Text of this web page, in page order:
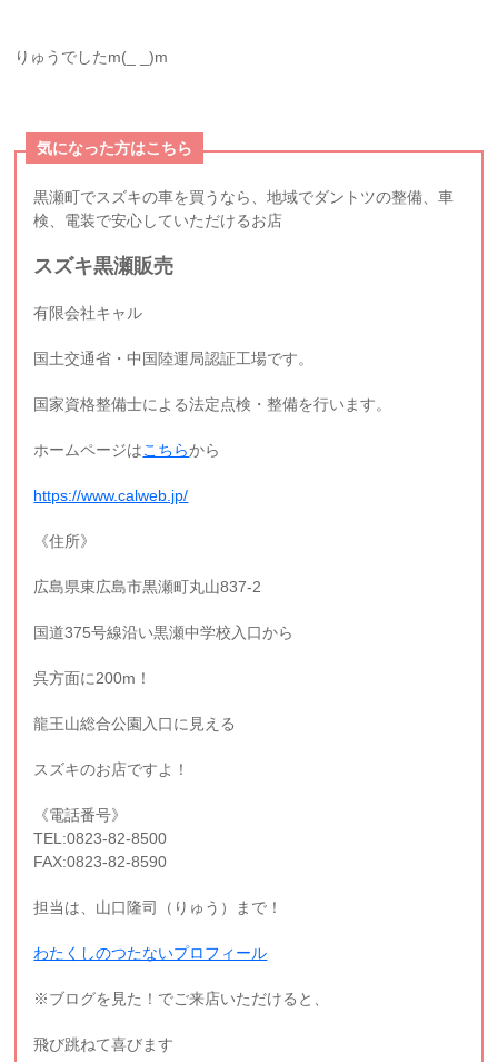
りゅうでしたm(_ _)m
気になった方はこちら
黒瀬町でスズキの車を買うなら、地域でダントツの整備、車
検、電装で安心していただけるお店
スズキ黒瀬販売
有限会社キャル
国土交通省・中国陸運局認証工場です。
国家資格整備士による法定点検・整備を行います。
ホームページはこちらから
https://www.calweb.jp/
《住所》
広島県東広島市黒瀬町丸山837-2
国道375号線沿い黒瀬中学校入口から
呉方面に200m！
龍王山総合公園入口に見える
スズキのお店ですよ！
《電話番号》
TEL:0823-82-8500
FAX:0823-82-8590
担当は、山口隆司（りゅう）まで！
わたくしのつたないプロフィール
※ブログを見た！でご来店いただけると、
飛び跳ねて喜びます